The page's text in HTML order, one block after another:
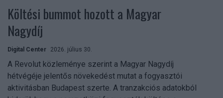
Költési bummot hozott a Magyar
Nagydíj
Digital Center 2026. július 30.
A Revolut közleménye szerint a Magyar Nagydíj
hétvégéje jelentős növekedést mutat a fogyasztói
aktivitásban Budapest szerte. A tranzakciós adatokból